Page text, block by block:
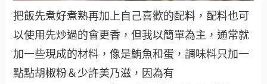
把飯先煮好煮熟再加上自己喜歡的配料，配料也可
以使用先炒過的會更香，但我以簡單為主，通常就
加一些現成的材料，像是鮪魚和蛋，調味料只加一
點點胡椒粉＆少許美乃滋，因為有